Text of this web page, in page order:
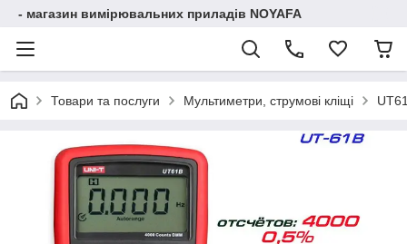
- магазин вимірювальних приладів NOYAFA
Товари та послуги Мультиметри, струмові кліщі